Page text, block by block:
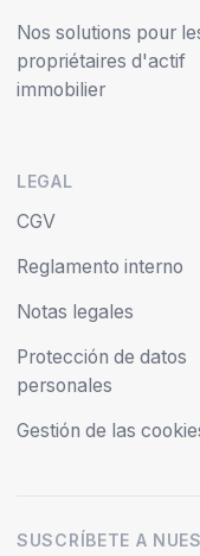
Nos solutions pour
propriétaires d'actif
immobilier
LEGAL
CGV
Reglamento interno
Notas legales
Protección de datos
personales
Gestión de las
SUSCRÍBETE A